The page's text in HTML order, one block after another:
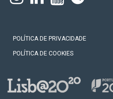
POLÍTICA DE PRIVACIDADE
POLÍTICA DE COOKIES